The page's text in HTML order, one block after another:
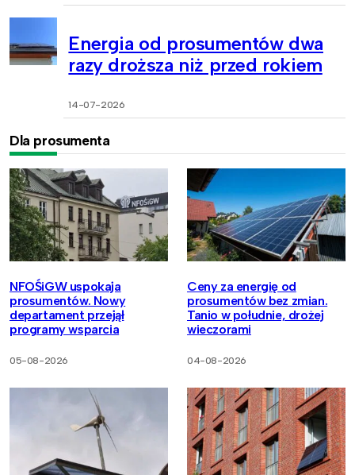
Energia od prosumentów dwa
razy droższa niż przed rokiem
14-07-2026
Dla prosumenta
NFOŚiGW uspokaja
prosumentów. Nowy
departament przejął
programy wsparcia
05-08-2026
Ceny za energię od
prosumentów bez zmian.
Tanio w południe, drożej
wieczorami
04-08-2026